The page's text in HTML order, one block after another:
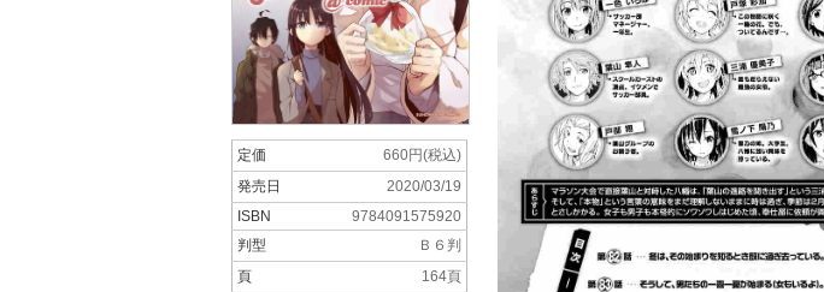
定価
660円(税込)
発売日
2020/03/19
ISBN
9784091575920
判型
Ｂ６判
頁
164頁